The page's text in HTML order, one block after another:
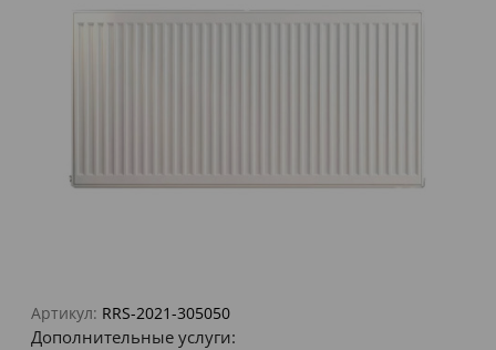
Артикул: RRS-2021-305050
Дополнительные услуги: